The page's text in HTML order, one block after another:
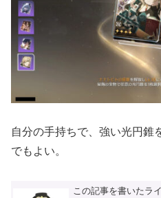
自分の手持ちで、強い光円錐
でもよい。
この記事を書いたラ